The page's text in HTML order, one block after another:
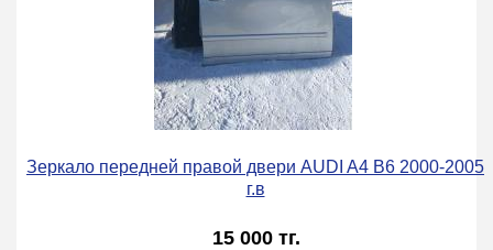
Зеркало передней правой двери AUDI A4 B6 2000-2005
г.в
15 000 тг.